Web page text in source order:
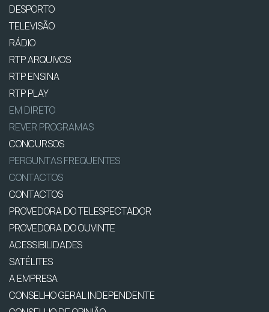
DESPORTO
TELEVISÃO
RÁDIO
RTP ARQUIVOS
RTP ENSINA
RTP PLAY
EM DIRETO
REVER PROGRAMAS
CONCURSOS
PERGUNTAS FREQUENTES
CONTACTOS
CONTACTOS
PROVEDORA DO TELESPECTADOR
PROVEDORA DO OUVINTE
ACESSIBILIDADES
SATÉLITES
A EMPRESA
CONSELHO GERAL INDEPENDENTE